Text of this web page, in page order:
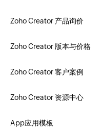
Zoho Creator 产品询价
Zoho Creator 版本与价格
Zoho Creator 客户案例
Zoho Creator 资源中心
App应用模板